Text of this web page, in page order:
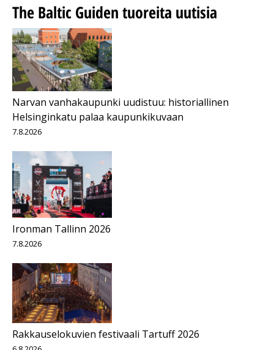
The Baltic Guiden tuoreita uutisia
Narvan vanhakaupunki uudistuu: historiallinen
Helsinginkatu palaa kaupunkikuvaan
7.8.2026
Ironman Tallinn 2026
7.8.2026
Rakkauselokuvien festivaali Tartuff 2026